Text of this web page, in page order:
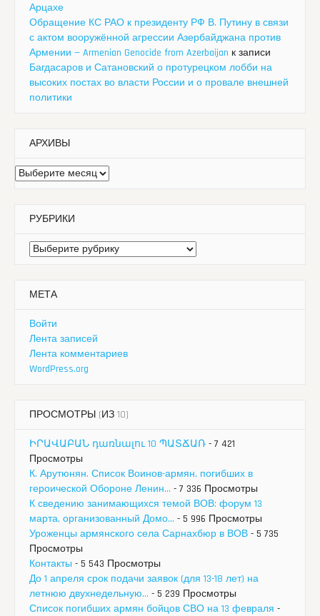
Арцахе
Обращение КС РАО к президенту РФ В. Путину в связи
с актом вооружённой агрессии Азербайджана против
Армении — Armenian Genocide from Azerbaijan к записи
Багдасаров и Сатановский о протурецком лобби на
высоких постах во власти России и о провале внешней
политики
АРХИВЫ
Архивы
РУБРИКИ
Рубрики
МЕТА
Войти
Лента записей
Лента комментариев
WordPress.org
ПРОСМОТРЫ (ИЗ 10)
ԻՐԱՎԱԲԱՆ դառնալու 10 ՊԱՏՃԱՌ - 7 421
Просмотры
К. Арутюнян. Список Воинов-армян, погибших в
героической Обороне Ленин... - 7 336 Просмотры
К сведению занимающихся темой ВОВ: форум 13
марта, организованный Домо... - 5 996 Просмотры
Уроженцы армянского села Сарнахбюр в ВОВ - 5 735
Просмотры
Контакты - 5 543 Просмотры
До 1 апреля срок подачи заявок (для 13-18 лет) на
летнюю двухнедельную... - 5 239 Просмотры
Список погибших армян бойцов СВО на 13 февраля -